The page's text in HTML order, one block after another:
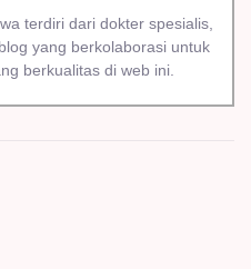
terdiri dari dokter spesialis,
yang berkolaborasi untuk
berkualitas di web ini.